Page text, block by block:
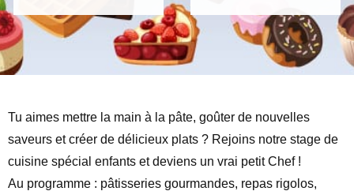
Tu aimes mettre la main à la pâte, goûter de nouvelles
saveurs et créer de délicieux plats ? Rejoins notre stage de
cuisine spécial enfants et deviens un vrai petit Chef !
Au programme : pâtisseries gourmandes, repas rigolos,